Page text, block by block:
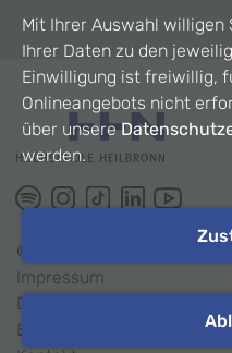
©
Impressum
Datenschutz
Barrierefreiheit
Mit Ihrer Auswahl willigen
Ihrer Daten zu den
Einwilligung ist freiwillig,
Onlineangebots nicht
über unsere
werden.